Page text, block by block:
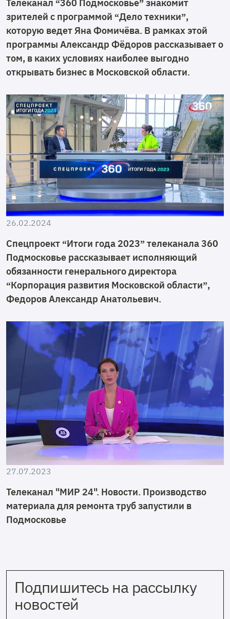
Телеканал “360 Подмосковье” знакомит
зрителей с программой “Дело техники”,
которую ведет Яна Фомичёва. В рамках этой
программы Александр Фёдоров рассказывает о
том, в каких условиях наиболее выгодно
открывать бизнес в Московской области.
26.02.2024
Спецпроект “Итоги года 2023” телеканала 360
Подмосковье рассказывает исполняющий
обязанности генерального директора
“Корпорация развития Московской области”,
Федоров Александр Анатольевич.
27.07.2023
Телеканал "МИР 24". Новости. Производство
материала для ремонта труб запустили в
Подмосковье
Подпишитесь на рассылку
новостей